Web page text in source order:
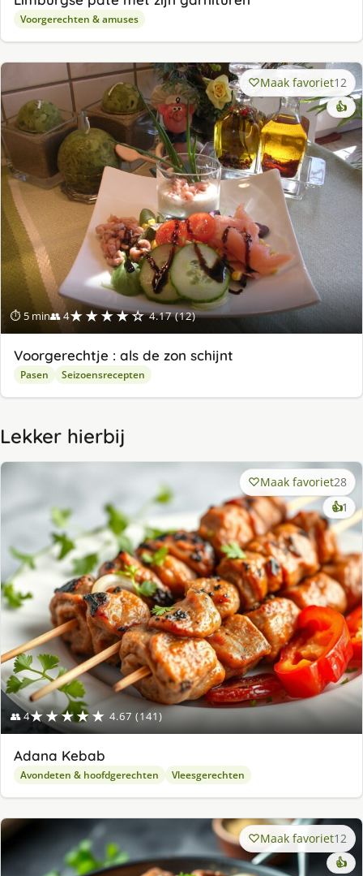
Voorgerechten & amuses
⏱ 5 min👥 4★★★★☆ 4.17 (12)
Maak favoriet12
👍
Voorgerechtje : als de zon schijnt
Pasen Seizoensrecepten
Lekker hierbij
👥 4★★★★★ 4.67 (141)
Maak favoriet28
👍1
Adana Kebab
Avondeten & hoofdgerechten Vleesgerechten
Maak favoriet12
👍